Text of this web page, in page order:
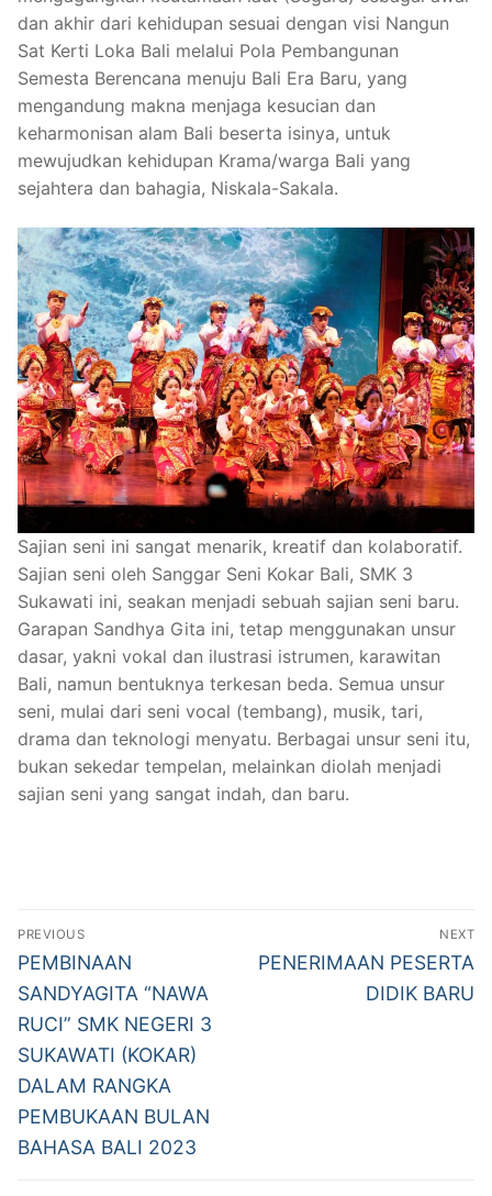
dan akhir dari kehidupan sesuai dengan visi Nangun
Sat Kerti Loka Bali melalui Pola Pembangunan
Semesta Berencana menuju Bali Era Baru, yang
mengandung makna menjaga kesucian dan
keharmonisan alam Bali beserta isinya, untuk
mewujudkan kehidupan Krama/warga Bali yang
sejahtera dan bahagia, Niskala-Sakala.
Sajian seni ini sangat menarik, kreatif dan kolaboratif.
Sajian seni oleh Sanggar Seni Kokar Bali, SMK 3
Sukawati ini, seakan menjadi sebuah sajian seni baru.
Garapan Sandhya Gita ini, tetap menggunakan unsur
dasar, yakni vokal dan ilustrasi istrumen, karawitan
Bali, namun bentuknya terkesan beda. Semua unsur
seni, mulai dari seni vocal (tembang), musik, tari,
drama dan teknologi menyatu. Berbagai unsur seni itu,
bukan sekedar tempelan, melainkan diolah menjadi
sajian seni yang sangat indah, dan baru.
Navigasi
pos
PREVIOUS
Previous
post:
PEMBINAAN
SANDYAGITA “NAWA
RUCI” SMK NEGERI 3
SUKAWATI (KOKAR)
DALAM RANGKA
PEMBUKAAN BULAN
BAHASA BALI 2023
NEXT
Next
PENERIMAAN PESERTA
DIDIK BARU